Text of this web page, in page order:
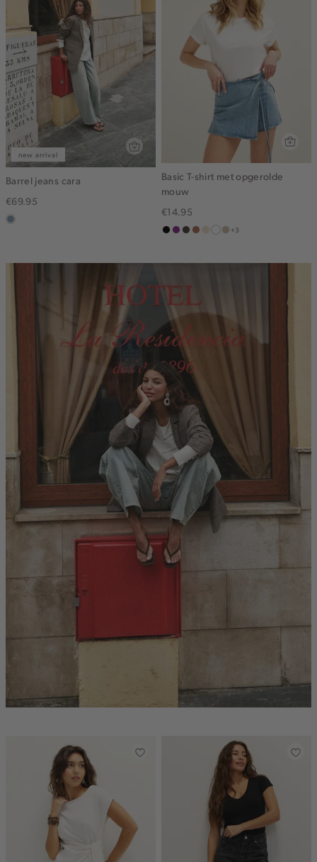
new arrival
Barrel jeans cara
€69.95
dusty
Basic T-shirt met opgerolde
mouw
€14.95
zwart
middenpaars
chocoterracotta
vanille
witlichtzand
+3